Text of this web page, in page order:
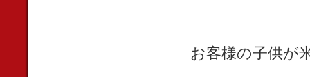
お客様の子供が